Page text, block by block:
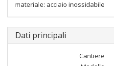
materiale: acciaio inossidabile
Dati principali
Cantiere